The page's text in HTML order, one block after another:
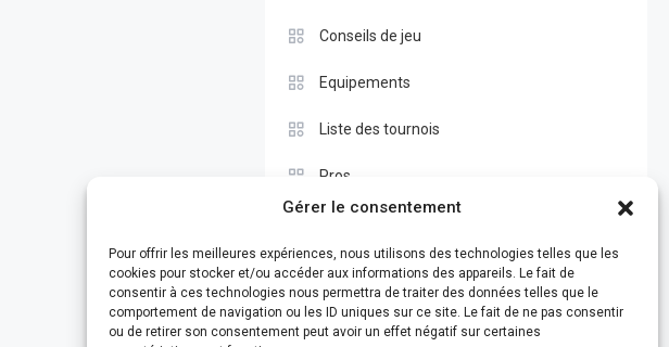
Gérer le consentement
Pour offrir les meilleures expériences, nous utilisons des technologies telles que les
cookies pour stocker et/ou accéder aux informations des appareils. Le fait de
consentir à ces technologies nous permettra de traiter des données telles que le
comportement de navigation ou les ID uniques sur ce site. Le fait de ne pas consentir
ou de retirer son consentement peut avoir un effet négatif sur certaines
Conseils de jeu
Equipements
Liste des tournois
Pros
Test